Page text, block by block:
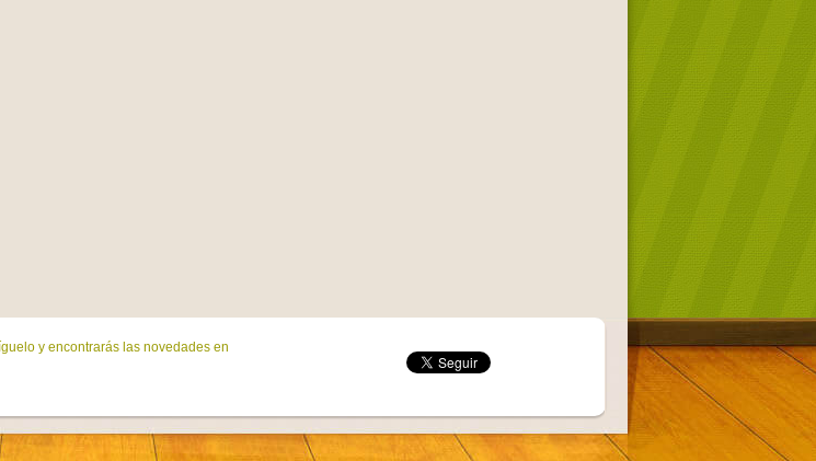
y encontrarás las novedades en